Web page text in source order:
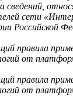
сведений,
сети
Российской
правила
от
правила
от